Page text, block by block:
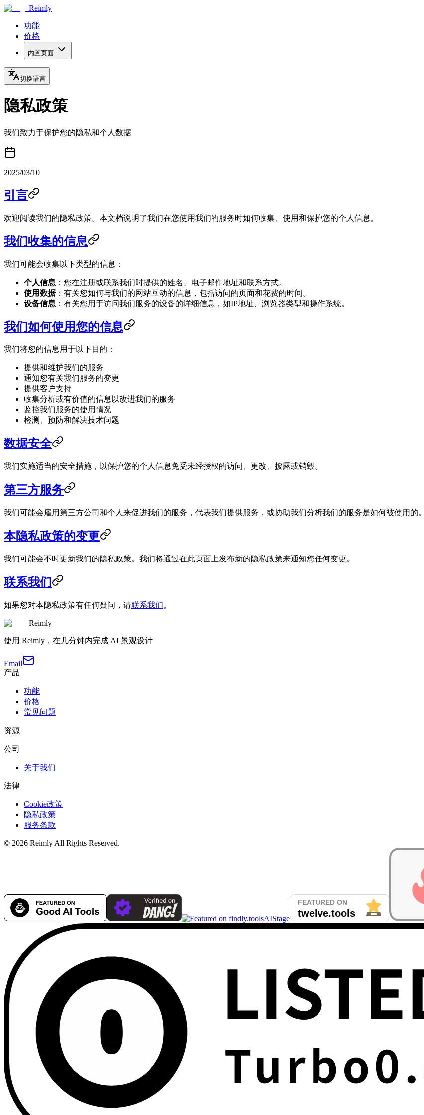
Reimly
功能
价格
内置页面
切换语言
隐私政策
我们致力于保护您的隐私和个人数据
2025/03/10
引言
欢迎阅读我们的隐私政策。本文档说明了我们在您使用我们的服务时如何收集、使用和保护您的个人信息。
我们收集的信息
我们可能会收集以下类型的信息：
个人信息 ：您在注册或联系我们时提供的姓名、电子邮件地址和联系方式。
使用数据：有关您如何与我们的网站互动的信息，包括访问的页面和花费的时间。
设备信息 ：有关您用于访问我们服务的设备的详细信息，如IP地址、浏览器类型和操作系统。
我们如何使用您的信息
我们将您的信息用于以下目的：
提供和维护我们的服务
通知您有关我们服务的变更
提供客户支持
收集分析或有价值的信息以改进我们的服务
监控我们服务的使用情况
检测、预防和解决技术问题
数据安全
我们实施适当的安全措施，以保护您的个人信息免受未经授权的访问、更改、披露或销毁。
第三方服务
我们可能会雇用第三方公司和个人来促进我们的服务，代表我们提供服务，或协助我们分析我们的服务是如何被使用的。
本隐私政策的变更
我们可能会不时更新我们的隐私政策。我们将通过在此页面上发布新的隐私政策来通知您任何变更。
联系我们
如果您对本隐私政策有任何疑问，请联系我们。
Reimly
使用 Reimly，在几分钟内完成 AI 景观设计
Email
产品
功能
价格
常见问题
资源
公司
关于我们
法律
Cookie政策
隐私政策
服务条款
© 2026 Reimly All Rights Reserved.
AIStage